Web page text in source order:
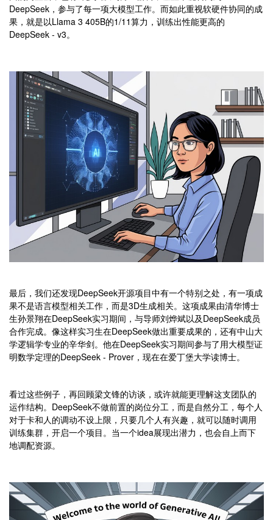
DeepSeek，参与了每一项大模型工作。而如此重视软硬件协同的成
果，就是以Llama 3 405B的1/11算力，训练出性能更高的
DeepSeek - v3。
最后，我们还发现DeepSeek开源项目中有一个特别之处，有一项成
果不是语言模型相关工作，而是3D生成相关。这项成果由清华博士
生孙景翔在DeepSeek实习期间，与导师刘烨斌以及DeepSeek成员
合作完成。像这样实习生在DeepSeek做出重要成果的，还有中山大
学逻辑学专业的辛华剑。他在DeepSeek实习期间参与了用大模型证
明数学定理的DeepSeek - Prover，现在在爱丁堡大学读博士。
看过这些例子，再回顾梁文锋的访谈，或许就能更理解这支团队的
运作结构。DeepSeek不做前置的岗位分工，而是自然分工，每个人
对于卡和人的调动不设上限，只要几个人有兴趣，就可以随时调用
训练集群，开启一个项目。当一个idea展现出潜力，也会自上而下
地调配资源。